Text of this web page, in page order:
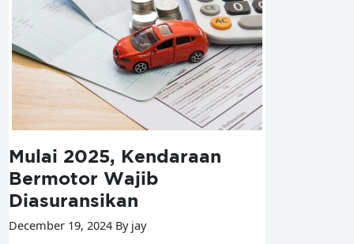
Mulai 2025, Kendaraan
Bermotor Wajib
Diasuransikan
December 19, 2024 By jay